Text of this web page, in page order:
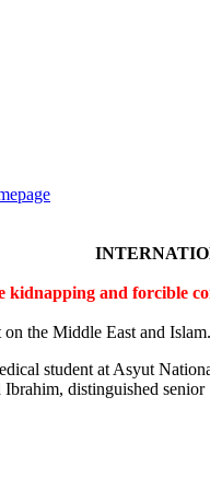
kidnapping and forcible
the Middle East and Islam.
student at Asyut
distinguished